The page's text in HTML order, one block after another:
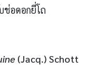
ช่อดอกยี่โถ
(Jacq.) Schott